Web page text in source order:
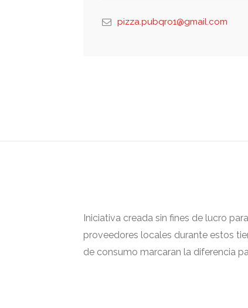
pizza.pubqro1@gmail.com
Iniciativa creada sin fines de lucro
proveedores locales durante estos
de consumo marcaran la diferencia